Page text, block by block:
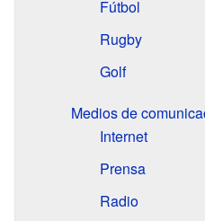
Fútbol
Rugby
Golf
Medios de
Internet
Prensa
Radio